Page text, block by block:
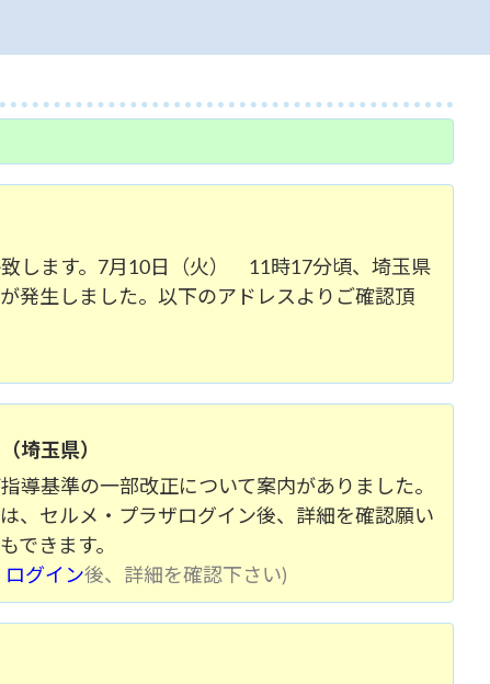
します。7月10日（火） 11時17分頃、埼玉県
発生しました。以下のアドレスよりご確認頂
埼玉県）
導基準の一部改正について案内がありました。
、セルメ・プラザログイン後、詳細を確認願い
できます。
ログイン後、詳細を確認下さい)